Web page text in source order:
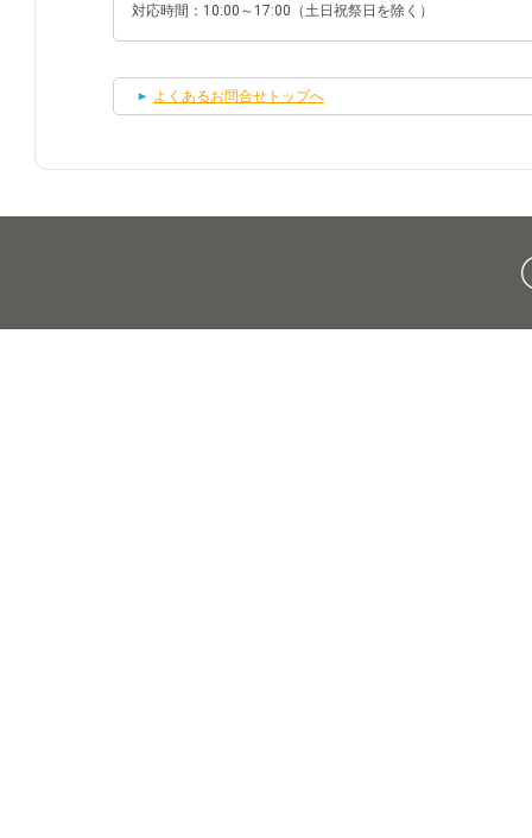
対応時間：10:00～17:00（土日祝祭日を除く）
よくあるお問合せトップへ